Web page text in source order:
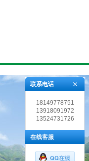
联系电话
18149778751
13918091972
13524731726
在线客服